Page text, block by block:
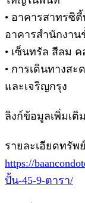
• อาคารสาทรซิตี้
อาคารสำนักงาน
• เซ็นทรัล สีลม
• การเดินทางส
และเจริญกรุง
ลิงก์ข้อมูลเพิ่มเติม
รายละเอียดทรัพ
https://
ปั้น-45-9-ตารา/